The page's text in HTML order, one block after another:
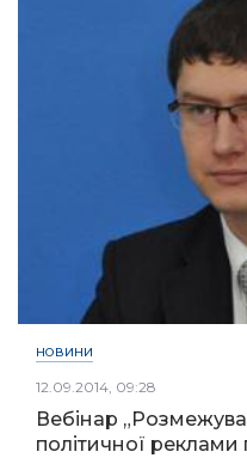
НОВИНИ
12.09.2014, 09:28
Вебінар
політичної реклами